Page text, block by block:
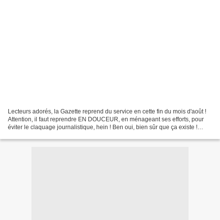
Lecteurs adorés, la Gazette reprend du service en cette fin du mois d'août !
Attention, il faut reprendre EN DOUCEUR, en ménageant ses efforts, pour
éviter le claquage journalistique, hein ! Ben oui, bien sûr que ça existe !